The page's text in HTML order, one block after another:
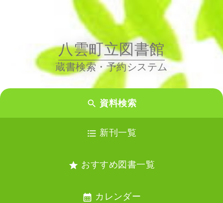
八雲町立図書館
蔵書検索・予約システム
 資料検索
 新刊一覧
 おすすめ図書一覧
 カレンダー